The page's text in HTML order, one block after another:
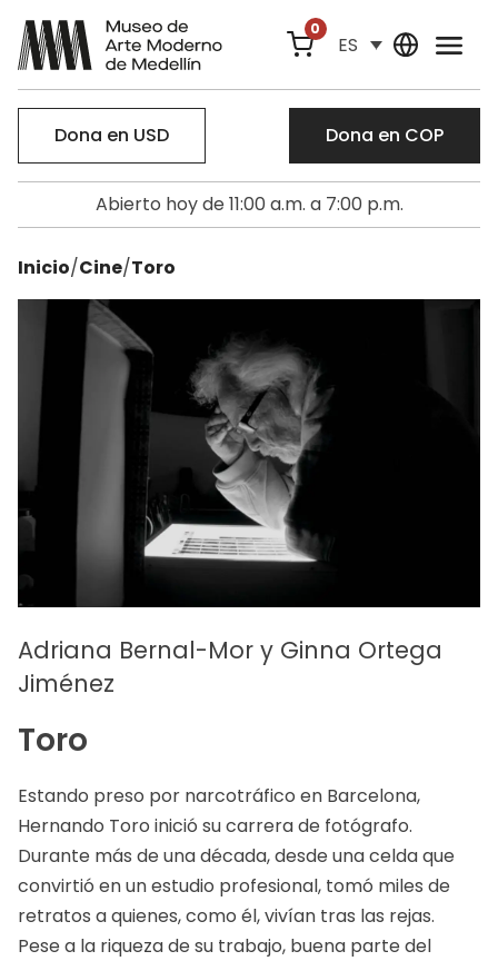
0
ES
Dona en USD Dona en COP
Abierto hoy de 11:00 a.m. a 7:00 p.m.
Inicio/Cine/Toro
Adriana Bernal-Mor y Ginna Ortega
Jiménez
Toro
Estando preso por narcotráfico en Barcelona,
Hernando Toro inició su carrera de fotógrafo.
Durante más de una década, desde una celda que
convirtió en un estudio profesional, tomó miles de
retratos a quienes, como él, vivían tras las rejas.
Pese a la riqueza de su trabajo, buena parte del